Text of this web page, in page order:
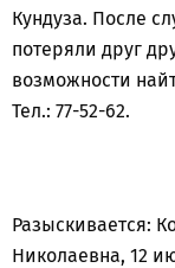
Кундуза. После
потеряли друг
возможности
Тел.: 77-52-62.
Разыскивается:
Николаевна, 12